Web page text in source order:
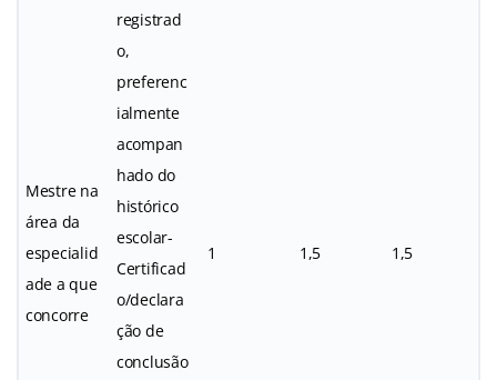
Mestre na
área da
especialid
ade a que
concorre
registrad
o,
preferenc
ialmente
acompan
hado do
histórico
escolar-
Certificad
o/declara
ção de
conclusão
1 1,5 1,5